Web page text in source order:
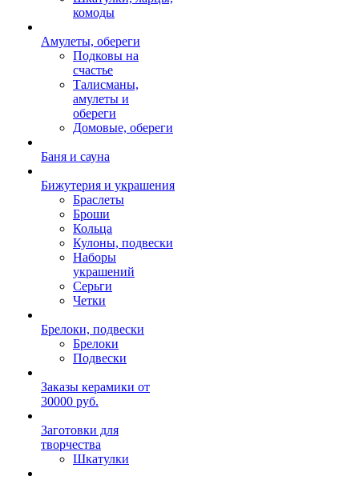
комоды
Амулеты, обереги
Подковы на
счастье
Талисманы,
амулеты и
обереги
Домовые, обереги
Баня и сауна
Бижутерия и украшения
Браслеты
Броши
Кольца
Кулоны, подвески
Наборы
украшений
Серьги
Четки
Брелоки, подвески
Брелоки
Подвески
Заказы керамики от
30000 руб.
Заготовки для
творчества
Шкатулки